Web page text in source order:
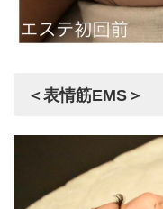
＜表情筋EMS＞